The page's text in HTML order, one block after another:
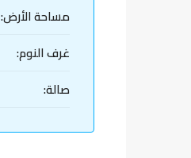
مساحة الأرض:
غرف النوم:
صالة: